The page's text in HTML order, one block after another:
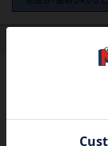
この作品には
方のた